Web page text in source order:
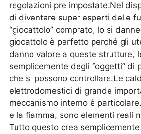
regolazioni pre impostate.Nel
di diventare super esperti delle
“giocattolo” comprato, lo si
giocattolo è perfetto perché gli
danno valore a queste strutture,
semplicemente degli “oggetti” di
che si possono controllare.Le
elettrodomestici di grande
meccanismo interno è
e la fiamma, sono elementi reali
Tutto questo crea